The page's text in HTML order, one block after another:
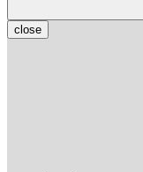
close